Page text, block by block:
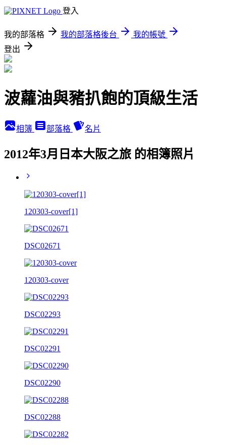
登入
我的部落格 我的部落格後台
我的帳號
登出
波蘿油與豬扒飽的頂級生活
相簿 部落格 名片
2012年3月日本大阪之旅 的相簿照片
120303-cover[1]
DSC02671
120303-cover
DSC02293
DSC02291
DSC02290
DSC02288